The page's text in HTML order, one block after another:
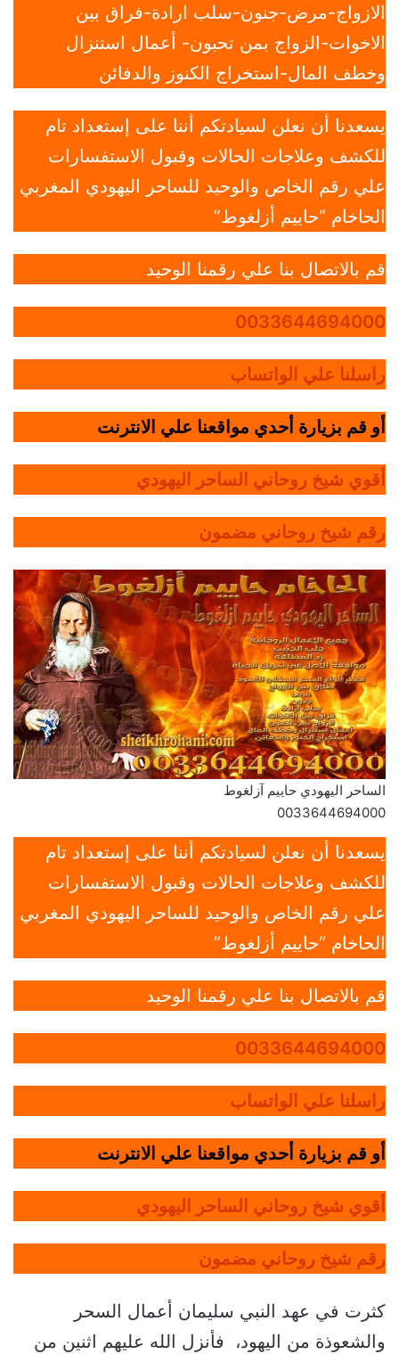
الازواج-مرض-جنون-سلب ارادة-فراق بين
الاخوات-الزواج بمن تحبون- أعمال استنزال
وخطف المال-استخراج الكنوز والدفائن
يسعدنا أن نعلن لسيادتكم أننا على إستعداد تام
للكشف وعلاجات الحالات وقبول الاستفسارات
علي رقم الخاص والوحيد للساحر اليهودي المغربي
الحاخام “حاييم أزلغوط”
قم بالاتصال بنا علي رقمنا الوحيد
0033644694000
راسلنا علي الواتساب
أو قم بزيارة أحدي مواقعنا علي الانترنت
أقوي شيخ روحاني الساحر اليهودي
رقم شيخ روحاني مضمون
الساحر اليهودي حاييم آزلغوط
0033644694000
يسعدنا أن نعلن لسيادتكم أننا على إستعداد تام
للكشف وعلاجات الحالات وقبول الاستفسارات
علي رقم الخاص والوحيد للساحر اليهودي المغربي
الحاخام “حاييم أزلغوط”
قم بالاتصال بنا علي رقمنا الوحيد
0033644694000
راسلنا علي الواتساب
أو قم بزيارة أحدي مواقعنا علي الانترنت
أقوي شيخ روحاني الساحر اليهودي
رقم شيخ روحاني مضمون
كثرت في عهد النبي سليمان أعمال السحر
والشعوذة من اليهود، فأنزل الله عليهم اثنين من